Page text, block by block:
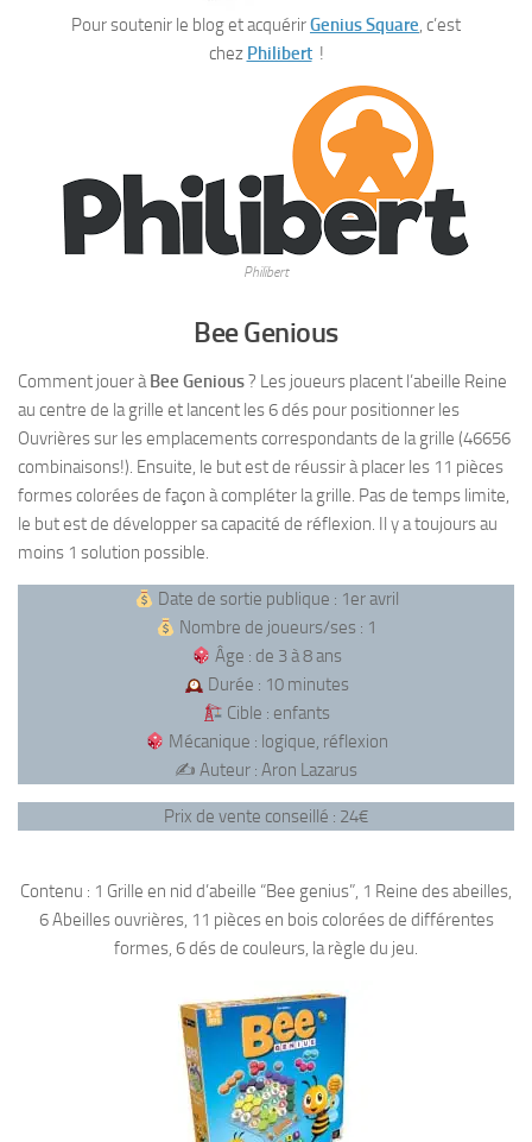
Pour soutenir le blog et acquérirGenius Square, c’est
chez Philibert!
Philibert
Bee Genious
Comment jouer àBee Genious? Les joueurs placent l’abeille Reine
au centre de la grille et lancent les 6 dés pour positionner les
Ouvrières sur les emplacements correspondants de la grille (46656
combinaisons!). Ensuite, le but est de réussir à placer les 11 pièces
formes colorées de façon à compléter la grille. Pas de temps limite,
le but est de développer sa capacité de réflexion. Il y a toujours au
moins 1 solution possible.
Date de sortie publique : 1er avril
Nombre de joueurs/ses : 1
Âge : de 3 à 8 ans
Durée : 10 minutes
Cible : enfants
Mécanique : logique, réflexion
✍️ Auteur : Aron Lazarus
Prix de vente conseillé : 24€
Contenu : 1 Grille en nid d’abeille “Bee genius”, 1 Reine des abeilles,
6 Abeilles ouvrières, 11 pièces en bois colorées de différentes
formes, 6 dés de couleurs, la règle du jeu.